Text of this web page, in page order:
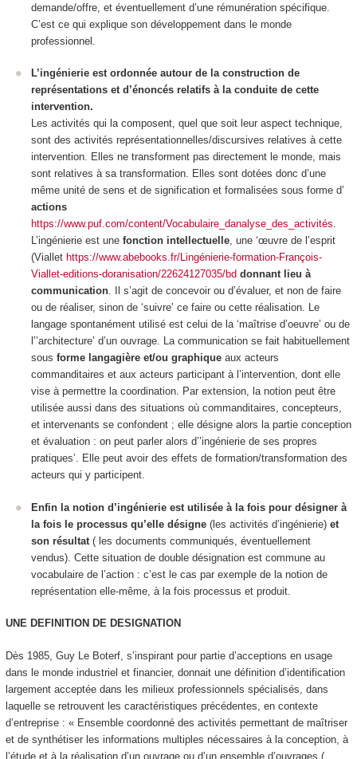
demande/offre, et éventuellement d’une rémunération spécifique.
C’est ce qui explique son développement dans le monde
professionnel.
L’ingénierie est ordonnée autour de la construction de
représentations et d’énoncés relatifs à la conduite de cette
intervention.
Les activités qui la composent, quel que soit leur aspect technique,
sont des activités représentationnelles/discursives relatives à cette
intervention. Elles ne transforment pas directement le monde, mais
sont relatives à sa transformation. Elles sont dotées donc d’une
même unité de sens et de signification et formalisées sous forme d’
actions
https://www.puf.com/content/Vocabulaire_danalyse_des_activités.
L’ingénierie est une fonction intellectuelle, une ‘œuvre de l’esprit
(Viallet https://www.abebooks.fr/Lingénierie-formation-François-
Viallet-editions-doranisation/22624127035/bd donnant lieu à
communication. Il s’agit de concevoir ou d’évaluer, et non de faire
ou de réaliser, sinon de ‘suivre’ ce faire ou cette réalisation. Le
langage spontanément utilisé est celui de la ‘maîtrise d’oeuvre’ ou de
l’’architecture’ d’un ouvrage. La communication se fait habituellement
sous forme langagière et/ou graphique aux acteurs
commanditaires et aux acteurs participant à l’intervention, dont elle
vise à permettre la coordination. Par extension, la notion peut être
utilisée aussi dans des situations où commanditaires, concepteurs,
et intervenants se confondent ; elle désigne alors la partie conception
et évaluation : on peut parler alors d’’ingénierie de ses propres
pratiques’. Elle peut avoir des effets de formation/transformation des
acteurs qui y participent.
Enfin la notion d’ingénierie est utilisée à la fois pour désigner à
la fois le processus qu’elle désigne (les activités d’ingénierie) et
son résultat ( les documents communiqués, éventuellement
vendus). Cette situation de double désignation est commune au
vocabulaire de l’action : c’est le cas par exemple de la notion de
représentation elle-même, à la fois processus et produit.
UNE DEFINITION DE DESIGNATION
Dès 1985, Guy Le Boterf, s’inspirant pour partie d’acceptions en usage
dans le monde industriel et financier, donnait une définition d’identification
largement acceptée dans les milieux professionnels spécialisés, dans
laquelle se retrouvent les caractéristiques précédentes, en contexte
d’entreprise : « Ensemble coordonné des activités permettant de maîtriser
et de synthétiser les informations multiples nécessaires à la conception, à
l’étude et à la réalisation d’un ouvrage ou d’un ensemble d’ouvrages (